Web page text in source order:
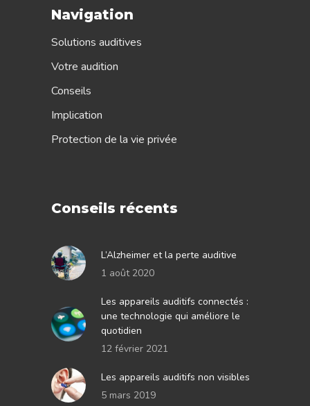
Navigation
Solutions auditives
Votre audition
Conseils
Implication
Protection de la vie privée
Conseils récents
L’Alzheimer et la perte auditive
1 août 2020
Les appareils auditifs connectés :
une technologie qui améliore le
quotidien
12 février 2021
Les appareils auditifs non visibles
5 mars 2019